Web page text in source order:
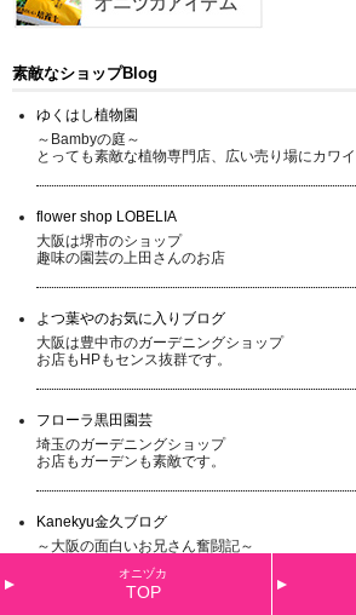
素敵なショップBlog
ゆくはし植物園
～Bambyの庭～
とっても素敵な植物専門店、広い売り場にカワ
flower shop LOBELIA
大阪は堺市のショップ
趣味の園芸の上田さんのお店
よつ葉やのお気に入りブログ
大阪は豊中市のガーデニングショップ
お店もHPもセンス抜群です。
フローラ黒田園芸
埼玉のガーデニングショップ
お店もガーデンも素敵です。
Kanekyu金久ブログ
～大阪の面白いお兄さん奮闘記～
オニヅカ
TOP